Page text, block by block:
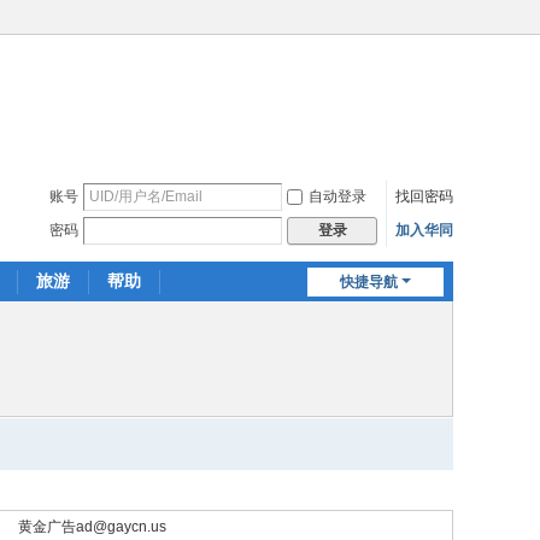
账号 自动登录
找回密码
密码
登录 加入华同
快捷导航
旅游 帮助
黄金广告ad@gaycn.us